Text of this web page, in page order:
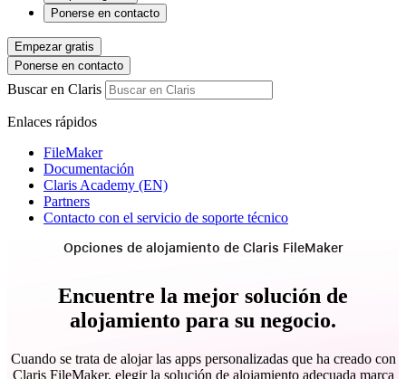
Ponerse en contacto
Empezar gratis
Ponerse en contacto
Buscar en Claris
Enlaces rápidos
FileMaker
Documentación
Claris Academy (EN)
Partners
Contacto con el servicio de soporte técnico
Opciones de alojamiento de Claris FileMaker
Encuentre la mejor solución de
alojamiento para su negocio.
Cuando se trata de alojar las apps personalizadas que ha creado con
Claris FileMaker, elegir la solución de alojamiento adecuada marca